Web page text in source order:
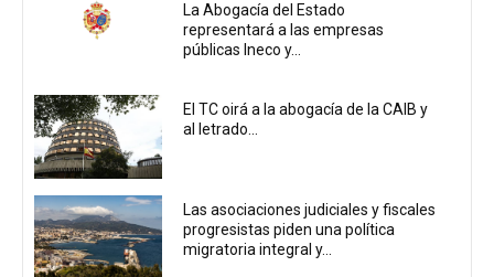
La Abogacía del Estado
representará a las empresas
públicas Ineco y...
El TC oirá a la abogacía de la CAIB y
al letrado...
Las asociaciones judiciales y fiscales
progresistas piden una política
migratoria integral y...